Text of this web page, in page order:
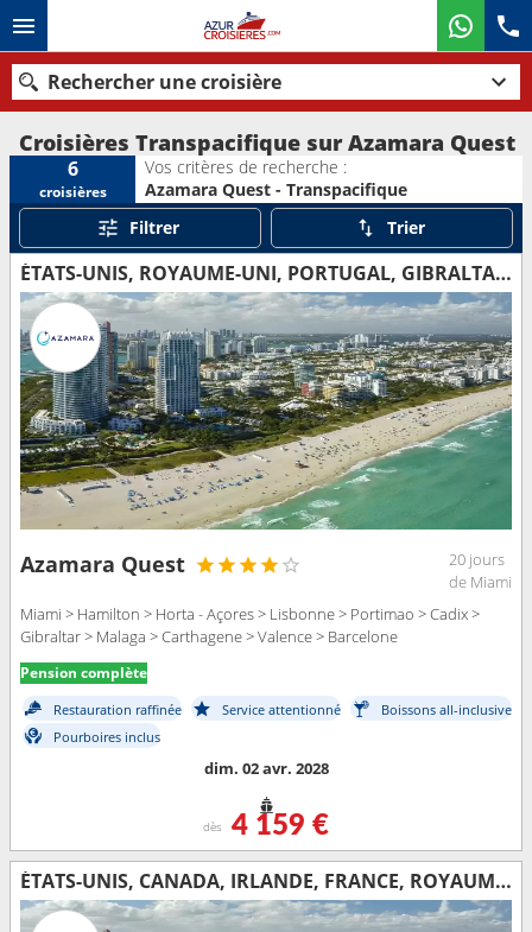
Rechercher une croisière
Nos destinations
Mois de départ
Ports Compagnies
Rechercher
Croisières Transpacifique sur Azamara Quest
6
croisières
Vos critères de recherche :
Azamara Quest - Transpacifique
Filtrer
Trier
ÉTATS-UNIS, ROYAUME-UNI, PORTUGAL, GIBRALTAR, ESPAGNE
Azamara Quest
20 jours
de Miami
Miami > Hamilton > Horta - Açores > Lisbonne > Portimao > Cadix >
Gibraltar > Malaga > Carthagene > Valence > Barcelone
Pension complète
Restauration raffinée Service attentionné
Boissons all-inclusive
Pourboires inclus
dim. 02 avr. 2028
dès 4 159 €
ÉTATS-UNIS, CANADA, IRLANDE, FRANCE, ROYAUME-UNI